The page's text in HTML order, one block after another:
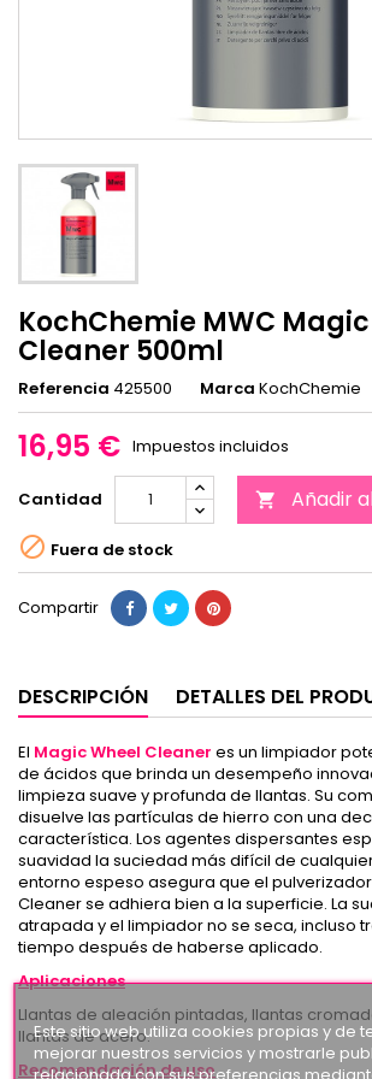
KochChemie MWC
Cleaner 500ml
Referencia 425500 Marca KochChemie
16,95 € Impuestos incluidos
Cantidad  Añadir
 Fuera de stock
Compartir
DESCRIPCIÓN DETALLES DEL
El Magic Wheel Cleaner es un limpiador
de ácidos que brinda un desempeño
limpieza suave y profunda de llantas. Su
disuelve las partículas de hierro con una
característica. Los agentes dispersantes
suavidad la suciedad más difícil de
entorno espeso asegura que el
Cleaner se adhiera bien a la superficie. La
atrapada y el limpiador no se seca, incluso
tiempo después de haberse aplicado.
Aplicaciones
Llantas de aleación pintadas, llantas
llantas de acero.
Recomendación de uso
Este sitio web utiliza cookies propias y de
mejorar nuestros servicios y mostrarle